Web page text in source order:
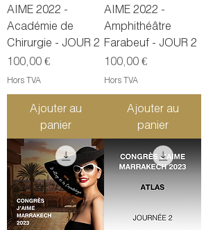
AIME 2022 -
Académie de
Chirurgie - JOUR 2
Prix
100,00 €
Hors TVA
Ajouter au
panier
AIME 2022 -
Amphithéâtre
Farabeuf - JOUR 2
Prix
100,00 €
Hors TVA
Ajouter au
panier